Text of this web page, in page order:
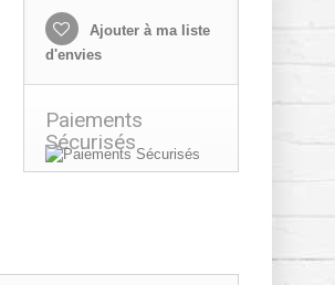
Ajouter à ma liste
d'envies
Paiements
Sécurisés